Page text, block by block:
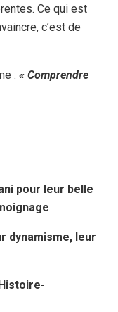
Ce qui est
c’est de
: « Comprendre
pour leur belle
dynamisme, leur